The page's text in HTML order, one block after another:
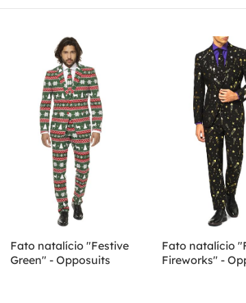
Fato natalício "Festive
Green" - Opposuits
Fato natalício
Fireworks" -